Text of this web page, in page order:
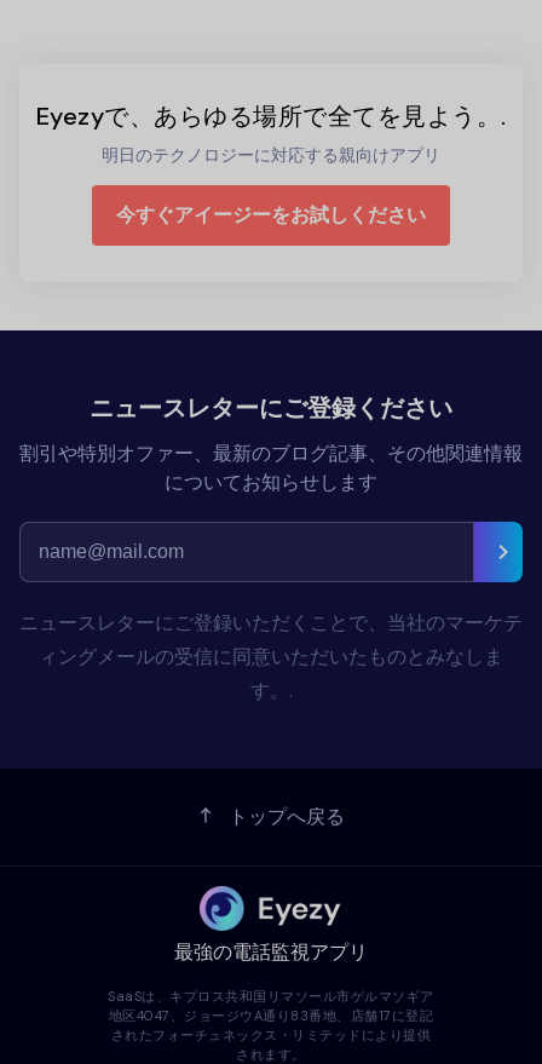
Eyezyで、あらゆる場所で全てを見よう。.
明日のテクノロジーに対応する親向けアプリ
今すぐアイージーをお試しください
ニュースレターにご登録ください
割引や特別オファー、最新のブログ記事、その他関連情報
についてお知らせします
ニュースレターにご登録いただくことで、当社のマーケテ
ィングメールの受信に同意いただいたものとみなしま
す。.
トップへ戻る
最強の電話監視アプリ
SaaSは、キプロス共和国リマソール市ゲルマソギア
地区4047、ジョージウA通り83番地、店舗17に登記
されたフォーチュネックス・リミテッドにより提供
されます。